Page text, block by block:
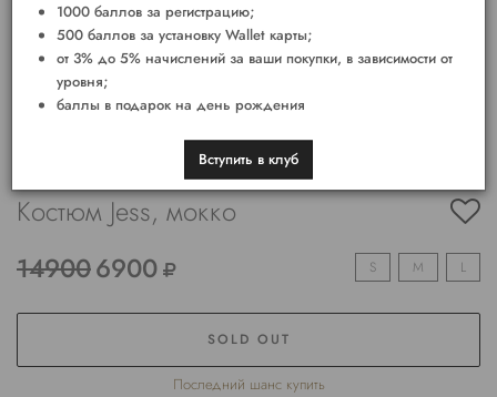
Костюм Jess, мокко
149006900 S M L
SOLD OUT
Последний шанс купить
1000 баллов за регистрацию;
500 баллов за установку Wallet карты;
от 3% до 5% начислений за ваши покупки, в зависимости от
уровня;
баллы в подарок на день рождения
Вступить в клуб